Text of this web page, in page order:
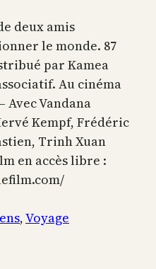
deux amis
le monde. 87
par Kamea
Au cinéma
Avec Vandana
Kempf, Frédéric
Trinh Xuan
en accès libre :
, Voyage